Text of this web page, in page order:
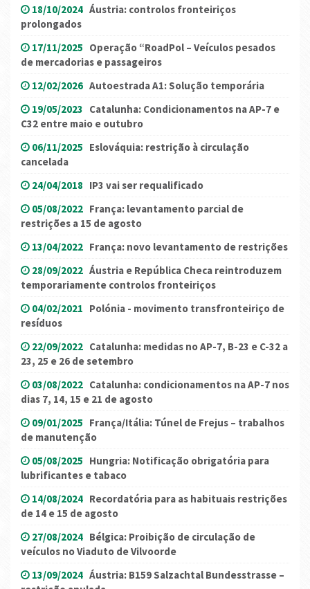
18/10/2024 Áustria: controlos fronteiriços
prolongados
17/11/2025 Operação “RoadPol – Veículos pesados
de mercadorias e passageiros
12/02/2026 Autoestrada A1: Solução temporária
19/05/2023 Catalunha: Condicionamentos na AP-7 e
C32 entre maio e outubro
06/11/2025 Eslováquia: restrição à circulação
cancelada
24/04/2018 IP3 vai ser requalificado
05/08/2022 França: levantamento parcial de
restrições a 15 de agosto
13/04/2022 França: novo levantamento de restrições
28/09/2022 Áustria e República Checa reintroduzem
temporariamente controlos fronteiriços
04/02/2021 Polónia - movimento transfronteiriço de
resíduos
22/09/2022 Catalunha: medidas no AP-7, B-23 e C-32 a
23, 25 e 26 de setembro
03/08/2022 Catalunha: condicionamentos na AP-7 nos
dias 7, 14, 15 e 21 de agosto
09/01/2025 França/Itália: Túnel de Frejus – trabalhos
de manutenção
05/08/2025 Hungria: Notificação obrigatória para
lubrificantes e tabaco
14/08/2024 Recordatória para as habituais restrições
de 14 e 15 de agosto
27/08/2024 Bélgica: Proibição de circulação de
veículos no Viaduto de Vilvoorde
13/09/2024 Áustria: B159 Salzachtal Bundesstrasse –